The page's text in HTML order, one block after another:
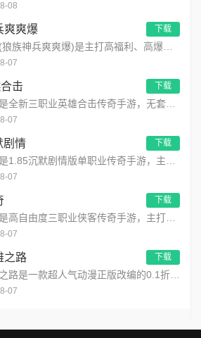
08
爽爽爆
07
下载
击
07
下载
剧情
07
下载
07
下载
之路
07
下载